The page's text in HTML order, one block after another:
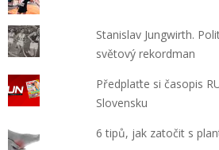
Stanislav Jungwirth.
světový rekordman
Předplaťte si časopis
Slovensku
6 tipů, jak zatočit s